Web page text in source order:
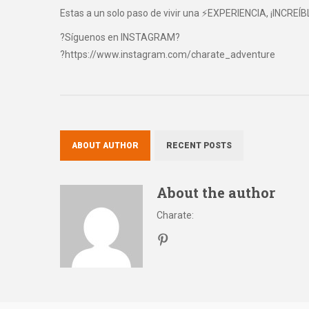
Estas a un solo paso de vivir una ⚡EXPERIENCIA,
?Síguenos en INSTAGRAM?
?https://www.instagram.com/charate_adventure
ABOUT AUTHOR RECENT POSTS
About the author
Charate: